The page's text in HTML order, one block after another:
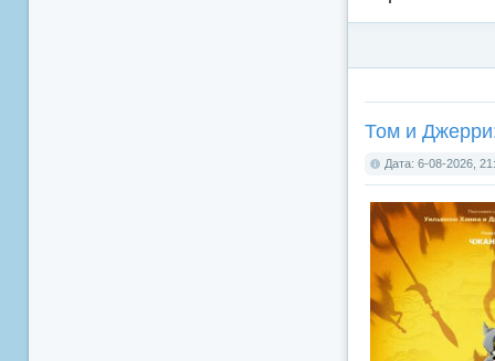
Том и
Дата: 6-08-2026,